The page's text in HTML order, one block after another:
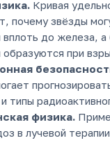
Кривая
почему звёзды
вплоть до железа,
при
типы
физика.
в лучевой